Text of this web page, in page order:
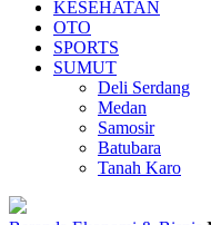
KESEHATAN
OTO
SPORTS
SUMUT
Deli Serdang
Medan
Samosir
Batubara
Tanah Karo